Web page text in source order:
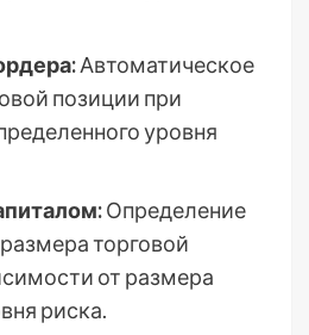
Автоматическое
позиции при
уровня
Определение
торговой
от размера
риска.